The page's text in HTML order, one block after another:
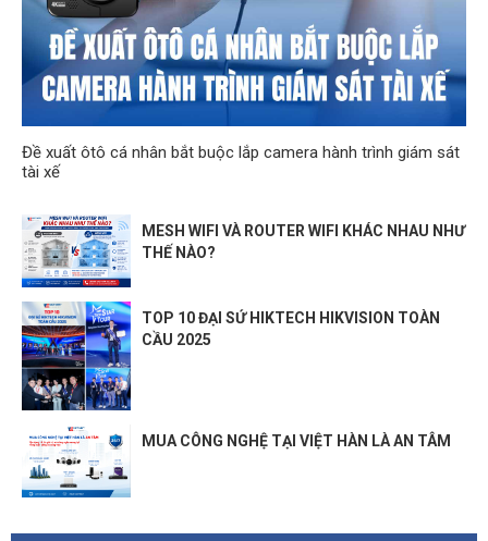
Đề xuất ôtô cá nhân bắt buộc lắp camera hành trình giám sát
tài xế
MESH WIFI VÀ ROUTER WIFI KHÁC NHAU NHƯ
THẾ NÀO?
TOP 10 ĐẠI SỨ HIKTECH HIKVISION TOÀN
CẦU 2025
MUA CÔNG NGHỆ TẠI VIỆT HÀN LÀ AN TÂM